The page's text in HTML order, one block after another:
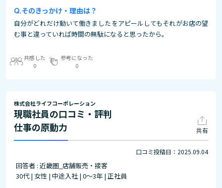
そのきっかけ・理由は？
自分がどれだけ動いて働きましたをアピールしてもそれがお店の望
む事と違っていれば時間の無駄になると思ったから。
共感した
0
参考になった
0
株式会社ライフコーポレーション
現職社員の口コミ・評判
仕事の原動力
共有
口コミ投稿日：2025.09.04
回答者 : 近畿圏_店舗販売・接客
30代 | 女性 | 中途入社 | 0～3年 | 正社員